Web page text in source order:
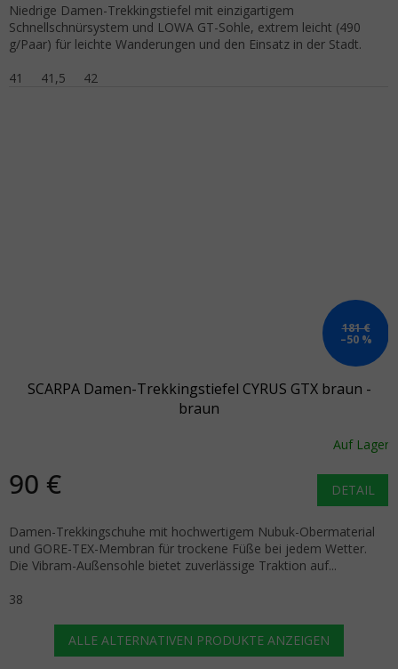
Niedrige Damen-Trekkingstiefel mit einzigartigem
Schnellschnürsystem und LOWA GT-Sohle, extrem leicht (490
g/Paar) für leichte Wanderungen und den Einsatz in der Stadt.
41
41,5 42
181 €
–50 %
SCARPA Damen-Trekkingstiefel CYRUS GTX braun -
braun
Auf Lager
90 € DETAIL
Damen-Trekkingschuhe mit hochwertigem Nubuk-Obermaterial
und GORE-TEX-Membran für trockene Füße bei jedem Wetter.
Die Vibram-Außensohle bietet zuverlässige Traktion auf...
38
ALLE ALTERNATIVEN PRODUKTE ANZEIGEN